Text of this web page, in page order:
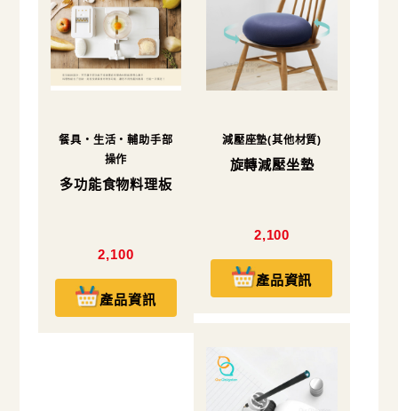
餐具・生活・輔助手部
操作
多功能食物料理板
2,100
產品資訊
減壓座墊(其他材質)
旋轉減壓坐墊
2,100
產品資訊